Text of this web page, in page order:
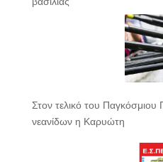
Στον τελικό του
νεανίδων η Καρυώτη